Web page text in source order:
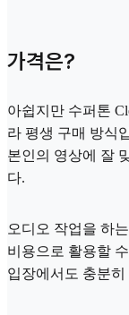
가격은?
아쉽지만 수퍼톤
라 평생 구매 방식
본인의 영상에 잘
다.
오디오 작업을 하
비용으로 활용할
입장에서도 충분